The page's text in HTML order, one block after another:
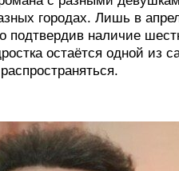
городах. Лишь в
наличие
остаётся одной из